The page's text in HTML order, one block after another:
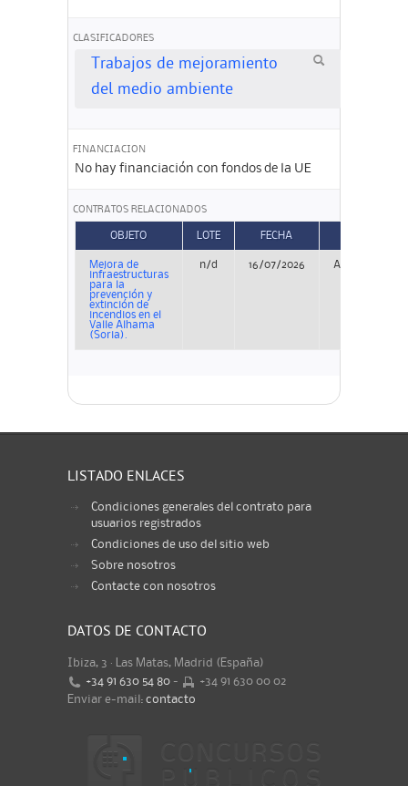
CLASIFICADORES
Trabajos de mejoramiento
del medio ambiente
FINANCIACION
No hay financiación con fondos de la UE
CONTRATOS RELACIONADOS
OBJETO LOTE FECHA
Mejora de
infraestructuras
para la
prevención y
extinción de
incendios en el
Valle Alhama
(Soria).
n/d 16/07/2026 Adjudicación
LISTADO ENLACES
Condiciones generales del contrato para
usuarios registrados
Condiciones de uso del sitio web
Sobre nosotros
Contacte con nosotros
DATOS DE CONTACTO
Ibiza, 3 · Las Matas, Madrid (España)
+34 91 630 54 80 -
+34 91 630 00 02
Enviar e-mail: contacto